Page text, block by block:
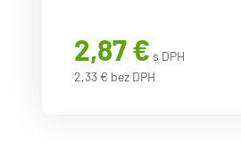
2,87 € s DPH
2,33 € bez DPH